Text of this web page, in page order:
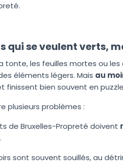
qui se veulent verts,
tonte, les feuilles mortes ou
éléments légers. Mais au
finissent bien souvent en
plusieurs problèmes :
de Bruxelles-Propreté doivent
sont souvent souillés, au